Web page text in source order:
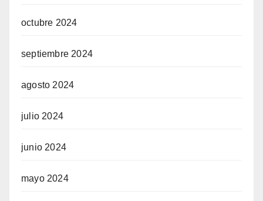
octubre 2024
septiembre 2024
agosto 2024
julio 2024
junio 2024
mayo 2024